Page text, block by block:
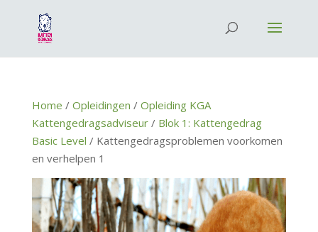
Home / Opleidingen / Opleiding KGA
Kattengedragsadviseur/ Blok 1: Kattengedrag
Basic Level / Kattengedragsproblemen voorkomen
en verhelpen 1